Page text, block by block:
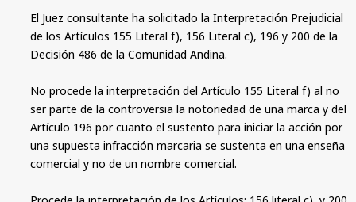
El Juez consultante ha solicitado la Interpretación Prejudicial
de los Artículos 155 Literal f), 156 Literal c), 196 y 200 de la
Decisión 486 de la Comunidad Andina.
No procede la interpretación del Artículo 155 Literal f) al no
ser parte de la controversia la notoriedad de una marca y del
Artículo 196 por cuanto el sustento para iniciar la acción por
una supuesta infracción marcaria se sustenta en una enseña
comercial y no de un nombre comercial.